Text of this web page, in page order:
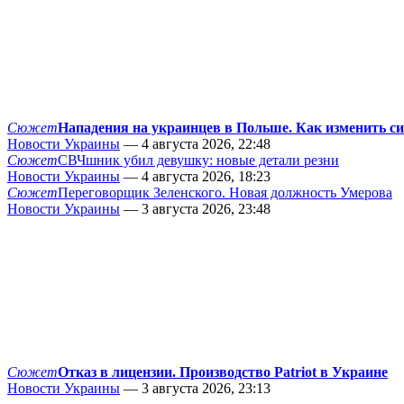
СюжетНападения на украинцев в Польше. Как изменить
Новости Украины — 4 августа 2026, 22:48
СюжетСВЧшник убил девушку: новые детали резни
Новости Украины — 4 августа 2026, 18:23
СюжетПереговорщик Зеленского. Новая должность Умерова
Новости Украины — 3 августа 2026, 23:48
СюжетОтказ в лицензии. Производство Patriot в Украине
Новости Украины — 3 августа 2026, 23:13